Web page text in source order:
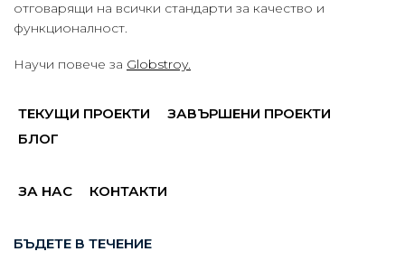
отговарящи на всички стандарти за качество и
функционалност.
Научи повече за Globstroy.
ТЕКУЩИ ПРОЕКТИ
ЗАВЪРШЕНИ ПРОЕКТИ
БЛОГ
ЗА НАС КОНТАКТИ
БЪДЕТЕ В ТЕЧЕНИЕ